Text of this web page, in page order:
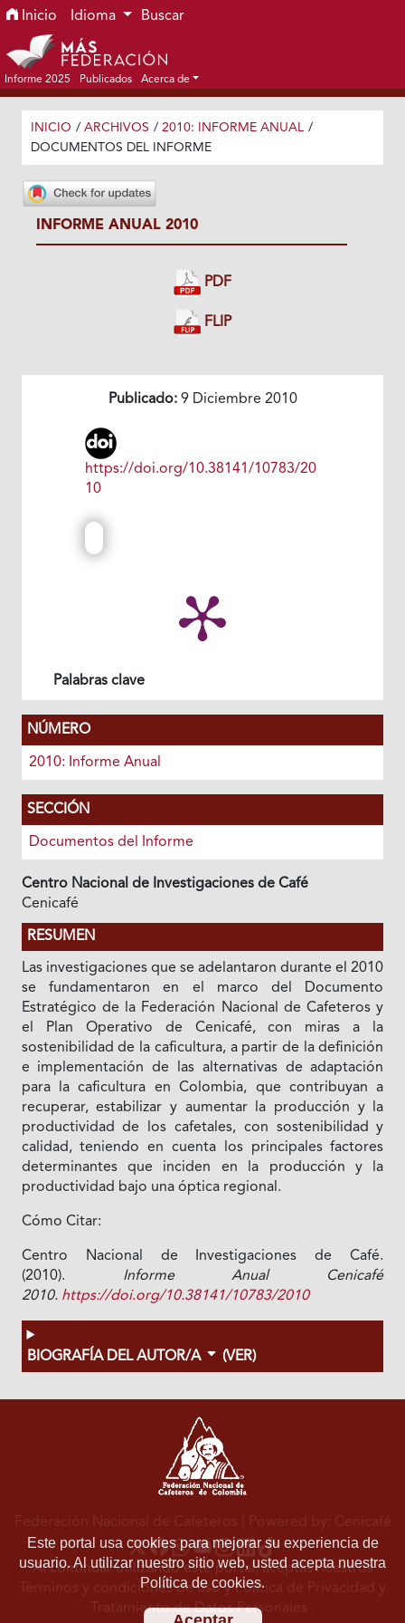
Ir al menú de navegación principal
Ir al contenido principal
Ir al pie de página del sitio
Inicio Idioma Buscar
Informe 2025 Publicados Acerca de
INICIO / ARCHIVOS / 2010: INFORME ANUAL /
DOCUMENTOS DEL INFORME
INFORME ANUAL 2010
PDF
FLIP
Publicado:9 Diciembre 2010
https://doi.org/10.38141/10783/20
10
Palabras clave
NÚMERO
2010: Informe Anual
SECCIÓN
Documentos del Informe
Centro Nacional de Investigaciones de Café
Cenicafé
RESUMEN
Las investigaciones que se adelantaron durante el 2010
se fundamentaron en el marco del Documento
Estratégico de la Federación Nacional de Cafeteros y
el Plan Operativo de Cenicafé, con miras a la
sostenibilidad de la caficultura, a partir de la definición
e implementación de las alternativas de adaptación
para la caficultura en Colombia, que contribuyan a
recuperar, estabilizar y aumentar la producción y la
productividad de los cafetales, con sostenibilidad y
calidad, teniendo en cuenta los principales factores
determinantes que inciden en la producción y la
productividad bajo una óptica regional.
Cómo Citar:
Centro Nacional de Investigaciones de Café.
(2010). Informe Anual Cenicafé
2010. https://doi.org/10.38141/10783/2010
BIOGRAFÍA DEL AUTOR/A (VER)
Este portal usa cookies para mejorar su experiencia de
usuario. Al utilizar nuestro sitio web, usted acepta nuestra
Política de cookies.
Federación Nacional de Cafeteros | Powered by: Cenicafé
Al continuar utilizando este portal, aceptas nuestros
Términos y condiciones de usoyPolítica de Privacidad y
Tratamiento de Datos Personales